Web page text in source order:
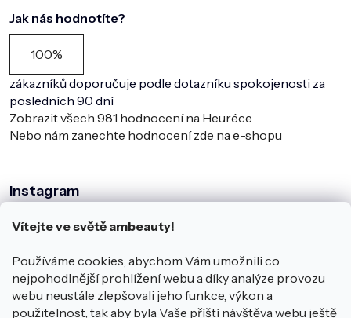
Vítejte ve světě ambeauty!
Používáme cookies, abychom Vám umožnili co
nejpohodlnější prohlížení webu a díky analýze provozu
webu neustále zlepšovali jeho funkce, výkon a
použitelnost, tak aby byla Vaše příští návštěva webu ještě
Jak nás hodnotíte?
100%
zákazníků doporučuje podle dotazníku spokojenosti za
posledních 90 dní
Zobrazit všech 981 hodnocení na Heuréce
Nebo nám zanechte hodnocení zde na e-shopu
Instagram